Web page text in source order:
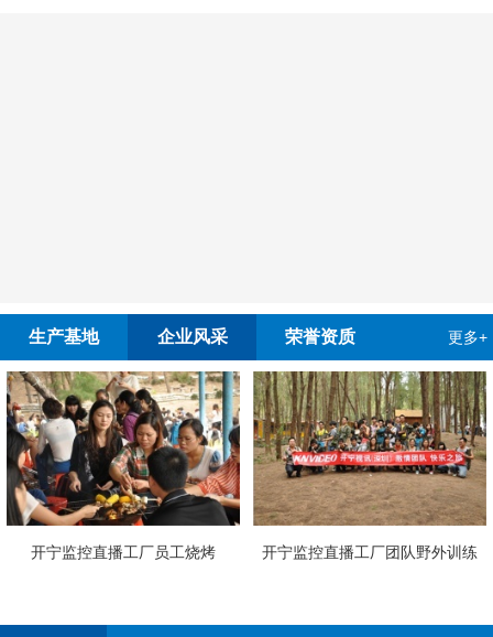
生产基地 企业风采 荣誉资质 更多+
烧烤
开宁监控直播工厂团队野外训练